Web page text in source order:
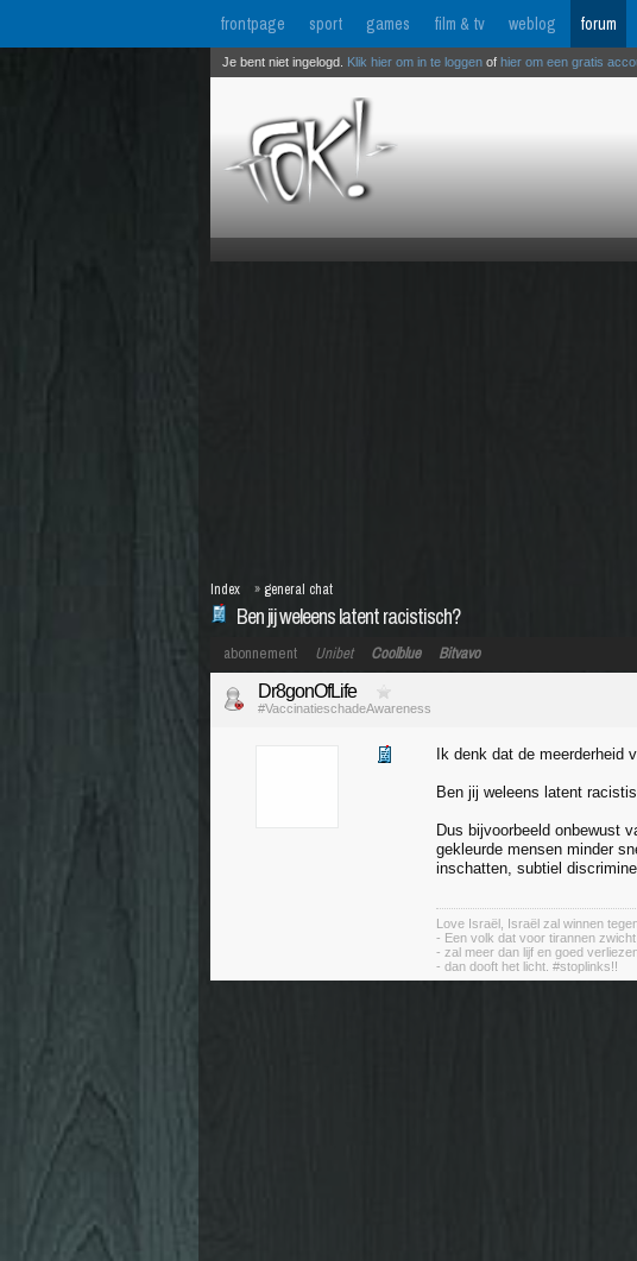
frontpage sport games film & tv weblog forum
Je bent niet ingelogd. Klik hier om in te loggen of hier om een gratis
Ben jij weleens latent racistisch?
Index » general chat
abonnement Unibet Coolblue Bitvavo
Dr8gonOfLife
#VaccinatieschadeAwareness
Ik denk dat de
Ben jij weleens latent
Dus bijvoorbeeld onbewust
gekleurde mensen minder
inschatten, subtiel
Love Israël, Israël zal winnen
- Een volk dat voor tirannen zwicht,
- zal meer dan lijf en goed
- dan dooft het licht. #stoplinks!!